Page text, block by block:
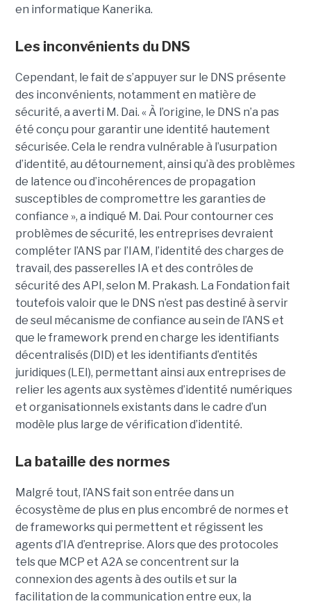
en informatique Kanerika.
Les inconvénients du DNS
Cependant, le fait de s’appuyer sur le DNS présente
des inconvénients, notamment en matière de
sécurité, a averti M. Dai. « À l’origine, le DNS n’a pas
été conçu pour garantir une identité hautement
sécurisée. Cela le rendra vulnérable à l’usurpation
d’identité, au détournement, ainsi qu’à des problèmes
de latence ou d’incohérences de propagation
susceptibles de compromettre les garanties de
confiance », a indiqué M. Dai. Pour contourner ces
problèmes de sécurité, les entreprises devraient
compléter l’ANS par l’IAM, l’identité des charges de
travail, des passerelles IA et des contrôles de
sécurité des API, selon M. Prakash. La Fondation fait
toutefois valoir que le DNS n’est pas destiné à servir
de seul mécanisme de confiance au sein de l’ANS et
que le framework prend en charge les identifiants
décentralisés (DID) et les identifiants d’entités
juridiques (LEI), permettant ainsi aux entreprises de
relier les agents aux systèmes d’identité numériques
et organisationnels existants dans le cadre d’un
modèle plus large de vérification d’identité.
La bataille des normes
Malgré tout, l’ANS fait son entrée dans un
écosystème de plus en plus encombré de normes et
de frameworks qui permettent et régissent les
agents d’IA d’entreprise. Alors que des protocoles
tels que MCP et A2A se concentrent sur la
connexion des agents à des outils et sur la
facilitation de la communication entre eux, la